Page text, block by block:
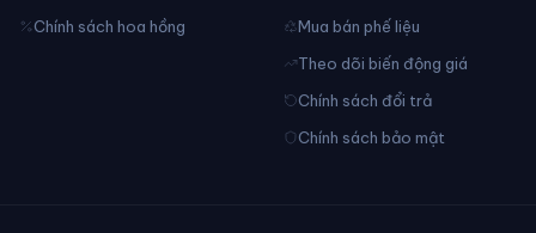
Chính sách hoa hồng
Mua bán phế liệu
Theo dõi biến động giá
Chính sách đổi trả
Chính sách bảo mật